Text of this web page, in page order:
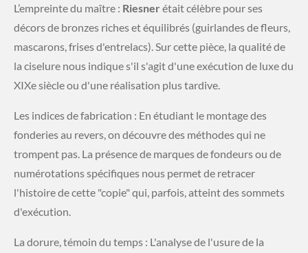
​L’empreinte du maître : Riesner était célèbre pour ses
décors de bronzes riches et équilibrés (guirlandes de fleurs,
mascarons, frises d'entrelacs). Sur cette pièce, la qualité de
la ciselure nous indique s'il s'agit d'une exécution de luxe du
XIXe siècle ou d'une réalisation plus tardive.
​Les indices de fabrication : En étudiant le montage des
fonderies au revers, on découvre des méthodes qui ne
trompent pas. La présence de marques de fondeurs ou de
numérotations spécifiques nous permet de retracer
l'histoire de cette "copie" qui, parfois, atteint des sommets
d'exécution.
​La dorure, témoin du temps : L'analyse de l'usure de la